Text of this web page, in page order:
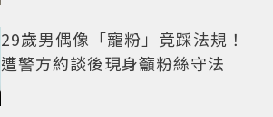
29歲男偶像「寵粉」竟踩法規！
遭警方約談後現身籲粉絲守法